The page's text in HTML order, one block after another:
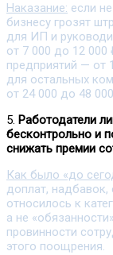
Наказание: если
бизнесу грозят
для ИП и
от 7 000 до 12
предприятий — от
для остальных
от 24 000 до 48
5. Работодатели
бесконтрольно и
снижать премии
Как было «до
доплат,
относилось к
а не
провинности
этого поощрения.